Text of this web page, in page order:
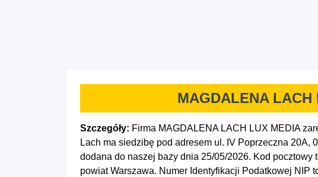
MAGDALENA LACH
Szczegóły: Firma MAGDALENA LACH LUX MEDIA
Lach ma siedzibę pod adresem ul. IV Poprzeczna 20A,
dodana do naszej bazy dnia 25/05/2026. Kod pocztowy
powiat Warszawa. Numer Identyfikacji Podatkowej NIP